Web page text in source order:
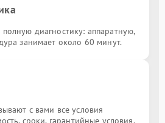
диагностику: аппаратную,
занимает около 60 минут.
с вами все условия
сроки, гарантийные условия.